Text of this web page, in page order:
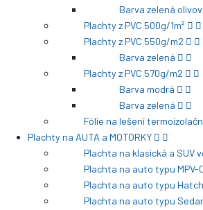
Barva zelená
Plachty z PVC 500g/1m²
Plachty z PVC 550g/m2
Barva zelená
Plachty z PVC 570g/m2
Barva modrá
Barva zelená
Fólie na lešení
Plachty na AUTA a MOTORKY
Plachta na klasická a SUV
Plachta na auto typu MPV-
Plachta na auto typu
Plachta na auto typu